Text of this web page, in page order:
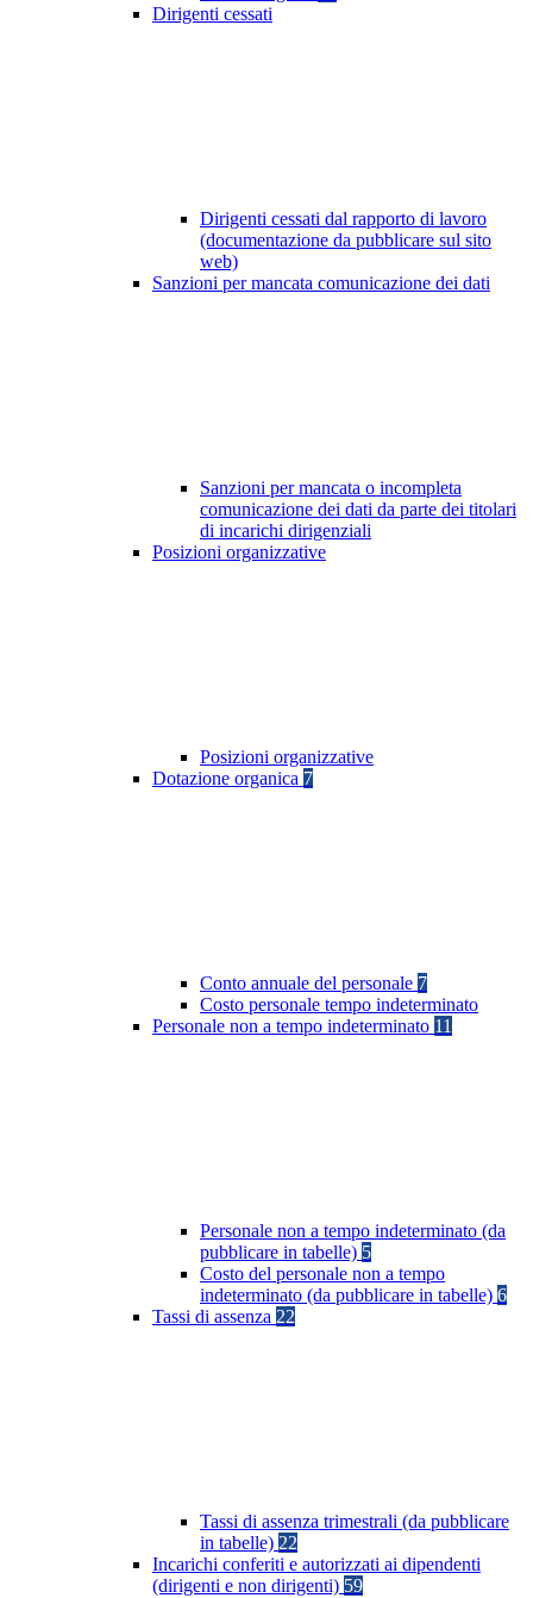
Dirigenti cessati
Dirigenti cessati dal rapporto di lavoro
(documentazione da pubblicare sul sito
web)
Sanzioni per mancata comunicazione dei dati
Sanzioni per mancata o incompleta
comunicazione dei dati da parte dei titolari
di incarichi dirigenziali
Posizioni organizzative
Posizioni organizzative
Dotazione organica 7
Conto annuale del personale 7
Costo personale tempo indeterminato
Personale non a tempo indeterminato 11
Personale non a tempo indeterminato (da
pubblicare in tabelle) 5
Costo del personale non a tempo
indeterminato (da pubblicare in tabelle) 6
Tassi di assenza 22
Tassi di assenza trimestrali (da pubblicare
in tabelle) 22
Incarichi conferiti e autorizzati ai dipendenti
(dirigenti e non dirigenti) 59